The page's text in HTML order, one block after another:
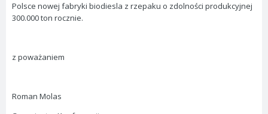
Polsce nowej fabryki biodiesla z rzepaku o zdolności produkcyjnej
300.000 ton rocznie.
z poważaniem
Roman Molas